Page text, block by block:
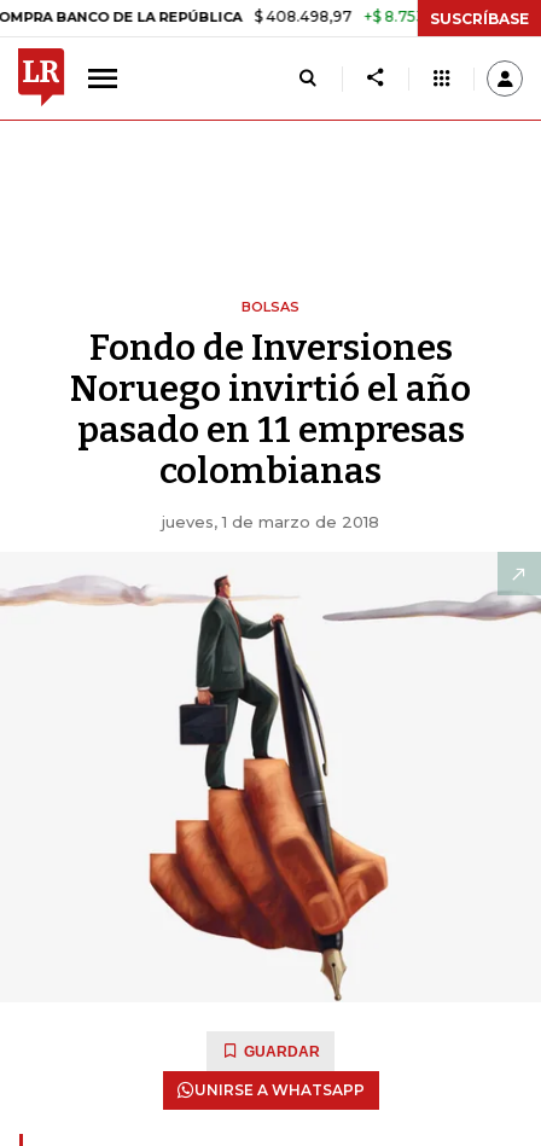
DE LA REPÚBLICA $ 408.498,97 +$ 8.753,81 +2,19% TASA DE
SUSCRÍBASE
BOLSAS
Fondo de Inversiones
Noruego invirtió el año
pasado en 11 empresas
colombianas
jueves, 1 de marzo de 2018
GUARDAR
UNIRSE A WHATSAPP